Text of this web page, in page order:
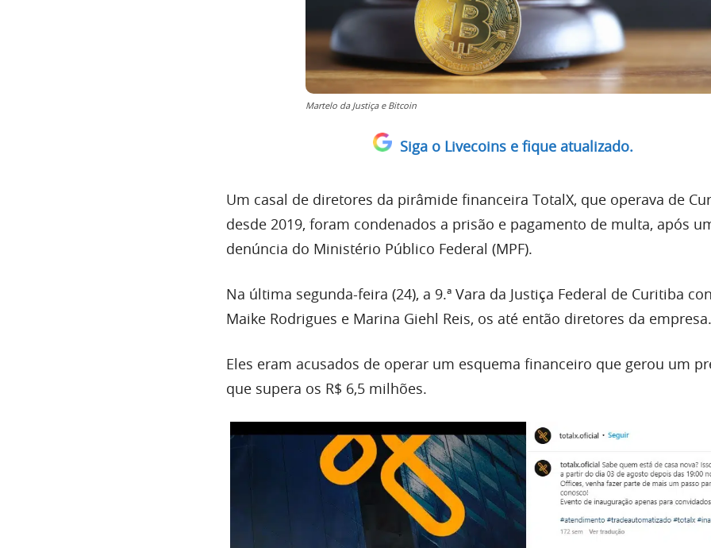
Martelo da Justiça e Bitcoin
Siga o Livecoins e fique atualizado.
Um casal de diretores da pirâmide financeira TotalX, que operava de
desde 2019, foram condenados a prisão e pagamento de multa, após
denúncia do Ministério Público Federal (MPF).
Na última segunda-feira (24), a 9.ª Vara da Justiça Federal de Curitiba
Maike Rodrigues e Marina Giehl Reis, os até então diretores da empresa.
Eles eram acusados de operar um esquema financeiro que gerou um
que supera os R$ 6,5 milhões.